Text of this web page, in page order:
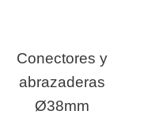
Conectores y
abrazaderas
Ø38mm